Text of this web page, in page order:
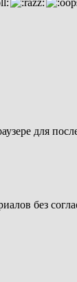
для
без